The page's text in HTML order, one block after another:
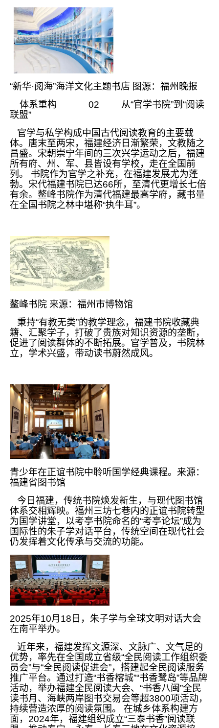
“新华·阅海”海洋文化主题书店 图源：福州晚报
体系重构 02 从“官学书院”到“阅读
联盟”
官学与私学构成中国古代阅读教育的主要载
体。唐末至两宋，福建经济日渐繁荣，文教随之
昌盛。宋朝崇宁年间的三次兴学运动之后，福建
所有府、州、军、县皆设有学校，走在全国前
列。 书院作为官学之补充，在福建发展尤为蓬
勃。宋代福建书院已达66所，至清代更增长七倍
有余。鳌峰书院作为清代福建最高学府，藏书量
在全国书院之林中堪称“执牛耳”。
鳌峰书院 来源：福州市博物馆
秉持“有教无类”的教学理念，福建书院收藏典
籍、汇聚学子，打破了贵族对知识资源的垄断，
促进了阅读群体的不断拓展。官学普及，书院林
立，学术兴盛，带动读书蔚然成风。
青少年在正谊书院中聆听国学经典课程。来源：
福建省图书馆
今日福建，传统书院焕发新生，与现代图书馆
体系交相辉映。福州三坊七巷内的正谊书院转型
为国学讲堂，以考亭书院命名的“考亭论坛”成为
国际性的朱子学对话平台，传统空间在现代社会
仍发挥着文化传承与交流的功能。
2025年10月18日，朱子学与全球文明对话大会
在南平举办。
近年来，福建发挥文源深、文脉广、文气足的
优势，率先在全国成立省级“全民阅读工作组织委
员会”与“全民阅读促进会”，搭建起全民阅读服务
推广平台。通过打造“书香榕城”“书香鹭岛”等品牌
活动，举办福建全民阅读大会、“书香八闽”全民
读书月、海峡两岸图书交易会等超3800项活动，
持续营造浓厚的阅读氛围。 在城乡体系构建方
面，2024年，福建组织成立“三泰书香”阅读联